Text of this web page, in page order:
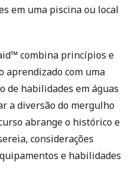
em uma piscina ou local
combina princípios e
aprendizado com uma
de habilidades em águas
a diversão do mergulho
abrange o histórico e
considerações
e habilidades